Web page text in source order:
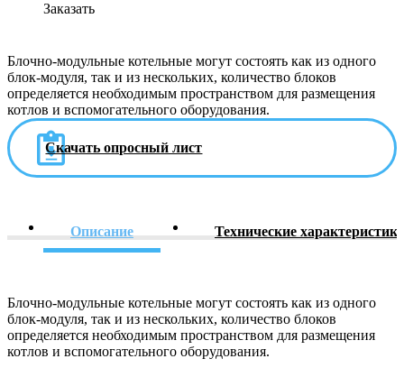
Заказать
Блочно-модульные котельные могут состоять как из одного
блок-модуля, так и из нескольких, количество блоков
определяется необходимым пространством для размещения
котлов и вспомогательного оборудования.
Скачать опросный лист
Описание Технические
Блочно-модульные котельные могут состоять как из одного
блок-модуля, так и из нескольких, количество блоков
определяется необходимым пространством для размещения
котлов и вспомогательного оборудования.